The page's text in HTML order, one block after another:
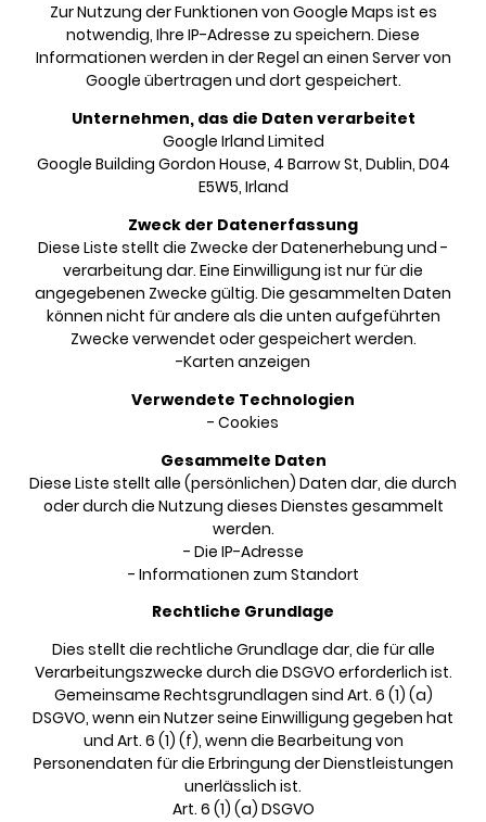
Zur Nutzung der Funktionen von Google Maps ist es
notwendig, Ihre IP-Adresse zu speichern. Diese
Informationen werden in der Regel an einen Server von
Google übertragen und dort gespeichert.
Unternehmen, das die Daten verarbeitet
Google Irland Limited
Google Building Gordon House, 4 Barrow St, Dublin, D04
E5W5, Irland
Zweck der Datenerfassung
Diese Liste stellt die Zwecke der Datenerhebung und -
verarbeitung dar. Eine Einwilligung ist nur für die
angegebenen Zwecke gültig. Die gesammelten Daten
können nicht für andere als die unten aufgeführten
Zwecke verwendet oder gespeichert werden.
-Karten anzeigen
Verwendete Technologien
- Cookies
Gesammelte Daten
Diese Liste stellt alle (persönlichen) Daten dar, die durch
oder durch die Nutzung dieses Dienstes gesammelt
werden.
- Die IP-Adresse
- Informationen zum Standort
Rechtliche Grundlage
Dies stellt die rechtliche Grundlage dar, die für alle
Verarbeitungszwecke durch die DSGVO erforderlich ist.
Gemeinsame Rechtsgrundlagen sind Art. 6 (1) (a)
DSGVO, wenn ein Nutzer seine Einwilligung gegeben hat
und Art. 6 (1) (f), wenn die Bearbeitung von
Personendaten für die Erbringung der Dienstleistungen
unerlässlich ist.
Art. 6 (1) (a) DSGVO